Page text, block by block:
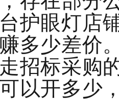
护眼灯店
多少差价
招标采购
以开多少